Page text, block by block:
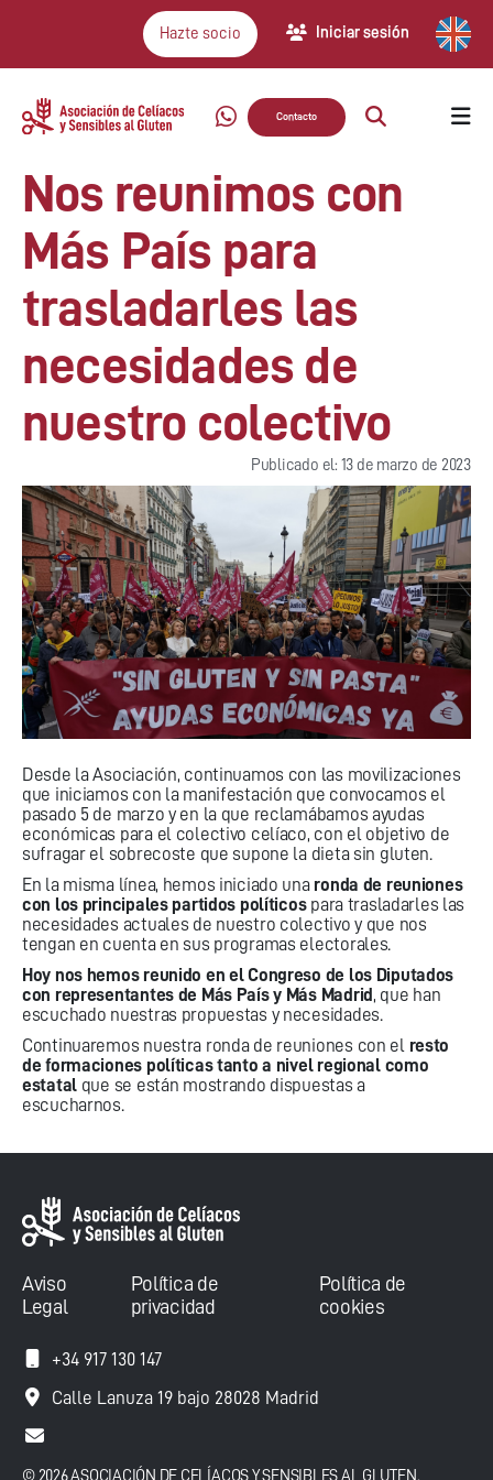
Hazte socio Iniciar sesión
Contacto
Nos reunimos con
Más País para
trasladarles las
necesidades de
nuestro colectivo
Publicado el: 13 de marzo de 2023
Desde la Asociación, continuamos con las movilizaciones
que iniciamos con la manifestación que convocamos el
pasado 5 de marzo y en la que reclamábamos ayudas
económicas para el colectivo celíaco, con el objetivo de
sufragar el sobrecoste que supone la dieta sin gluten.
En la misma línea, hemos iniciado una ronda de reuniones
con los principales partidos políticospara trasladarles las
necesidades actuales de nuestro colectivo y que nos
tengan en cuenta en sus programas electorales.
Hoy nos hemos reunido en el Congreso de los Diputados
con representantes de Más País y Más Madrid , que han
escuchado nuestras propuestas y necesidades.
Continuaremos nuestra ronda de reuniones con el resto
de formaciones políticas tanto a nivel regional como
estatal que se están mostrando dispuestas a
escucharnos.
Aviso
Legal
Política de
privacidad
Política de
cookies
+34 917 130 147
Calle Lanuza 19 bajo 28028 Madrid
© 2026 ASOCIACIÓN DE CELÍACOS Y SENSIBLES AL GLUTEN.